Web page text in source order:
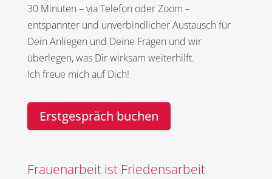
30 Minuten – via Telefon oder Zoom –
entspannter und unverbindlicher Austausch für
Dein Anliegen und Deine Fragen und wir
überlegen, was Dir wirksam weiterhilft.
Ich freue mich auf Dich!
Erstgespräch buchen
Frauenarbeit ist Friedensarbeit